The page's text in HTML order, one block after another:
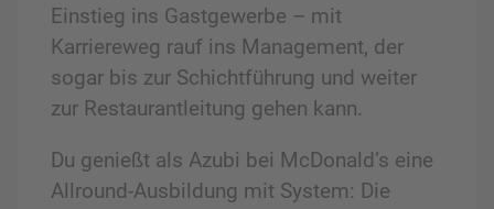
Einstieg ins Gastgewerbe – mit
Karriereweg rauf ins Management, der
sogar bis zur Schichtführung und weiter
zur Restaurantleitung gehen kann.
Du genießt als Azubi bei McDonald’s eine
Allround-Ausbildung mit System: Die